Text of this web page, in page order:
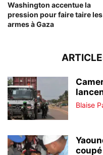
Washington accentue la
pression pour faire taire les
armes à Gaza
Blaise
coupé